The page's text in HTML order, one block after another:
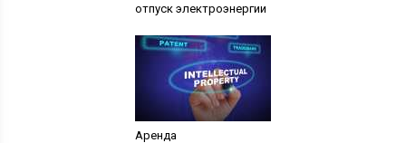
отпуск электроэнергии
Аренда